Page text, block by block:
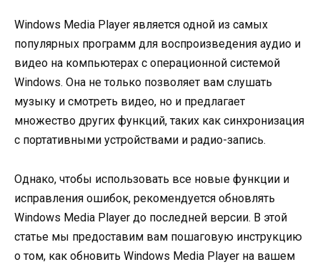
Windows Media Player является одной из самых
популярных программ для воспроизведения аудио и
видео на компьютерах с операционной системой
Windows. Она не только позволяет вам слушать
музыку и смотреть видео, но и предлагает
множество других функций, таких как синхронизация
с портативными устройствами и радио-запись.
Однако, чтобы использовать все новые функции и
исправления ошибок, рекомендуется обновлять
Windows Media Player до последней версии. В этой
статье мы предоставим вам пошаговую инструкцию
о том, как обновить Windows Media Player на вашем